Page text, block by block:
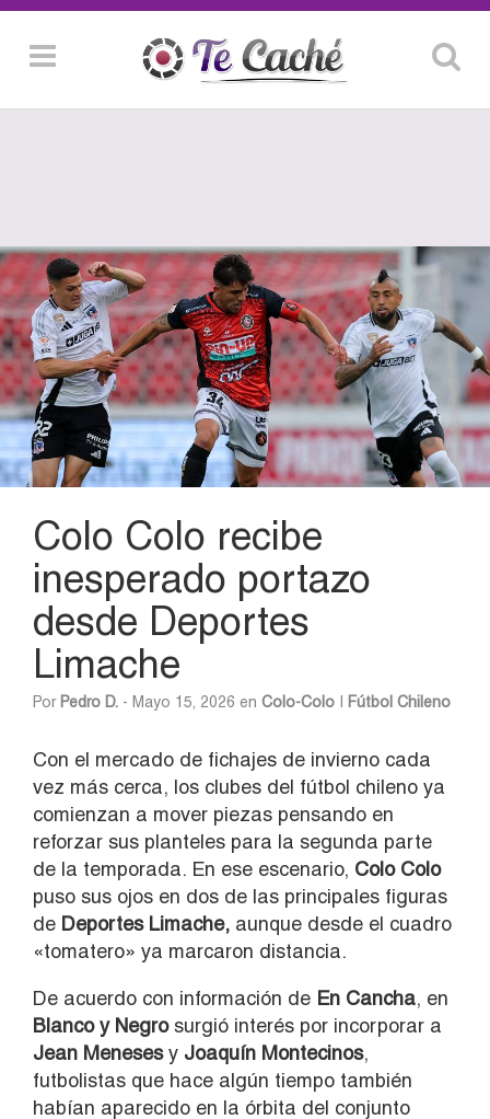
Colo Colo recibe
inesperado portazo
desde Deportes
Limache
Por Pedro D. - Mayo 15, 2026 en Colo-Colo Fútbol Chileno
Con el mercado de fichajes de invierno cada
vez más cerca, los clubes del fútbol chileno ya
comienzan a mover piezas pensando en
reforzar sus planteles para la segunda parte
de la temporada. En ese escenario, Colo Colo
puso sus ojos en dos de las principales figuras
de Deportes Limache, aunque desde el cuadro
«tomatero» ya marcaron distancia.
De acuerdo con información de En Cancha, en
Blanco y Negrosurgió interés por incorporar a
Jean Menesesy Joaquín Montecinos,
futbolistas que hace algún tiempo también
habían aparecido en la órbita del conjunto